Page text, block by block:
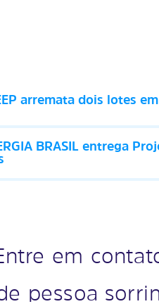
arremata dois lotes
BRASIL entrega
em
pessoa